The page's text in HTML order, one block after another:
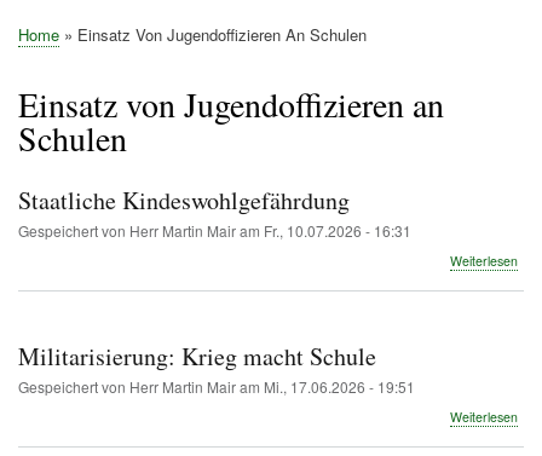
Home Einsatz Von Jugendoffizieren An Schulen
Einsatz von Jugendoffizieren an
Schulen
Staatliche Kindeswohlgefährdung
Gespeichert von Herr Martin Mairam Fr., 10.07.2026 - 16:31
Weiterlesen
Militarisierung: Krieg macht Schule
Gespeichert von Herr Martin Mairam Mi., 17.06.2026 - 19:51
Weiterlesen